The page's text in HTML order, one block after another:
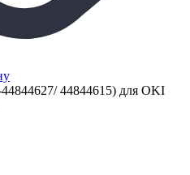
44844615) для OKI